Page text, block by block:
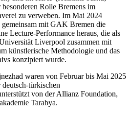
Rolle Bremens im
zu verweben. Im Mai 2024
mit GAK Bremen die
Lecture-Performance heraus, die als
Liverpool zusammen mit
künstlerische Methodologie und das
konzipiert wurde.
waren von Februar bis Mai 2025
türkischen
von der Allianz Foundation,
Tarabya.